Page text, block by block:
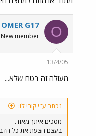
O
OMER G17
New member
13/4/05
מעולה זה בטח שלא...
נכתב ע"י קובי לו:
מסכים איתך מאוד.
בעצם הצעת את כל